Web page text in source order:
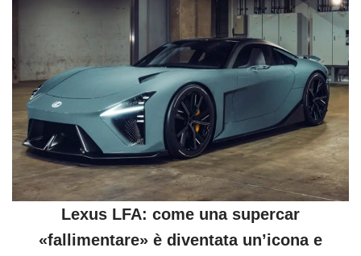
Lexus LFA: come una supercar
«fallimentare» è diventata un’icona e